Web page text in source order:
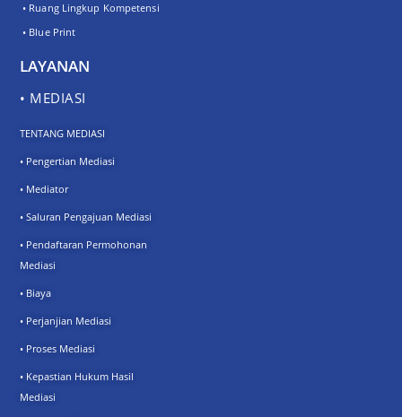
• Ruang Lingkup Kompetensi
• Blue Print
LAYANAN
• MEDIASI
TENTANG MEDIASI
• Pengertian Mediasi
• Mediator
• Saluran Pengajuan Mediasi
• Pendaftaran Permohonan
Mediasi
• Biaya
• Perjanjian Mediasi
• Proses Mediasi
• Kepastian Hukum Hasil
Mediasi